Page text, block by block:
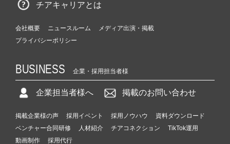
チアキャリアとは
会社概要 ニュースルーム
メディア出演・掲載
プライバシーポリシー
BUSINESS 企業・採用担当者様
企業担当者様へ 掲載のお問い合わせ
掲載企業様の声 採用イベント 採用ノウハウ
資料ダウンロード
ベンチャー合同研修
人材紹介 チアコネクション
TikTok運用
動画制作
採用代行